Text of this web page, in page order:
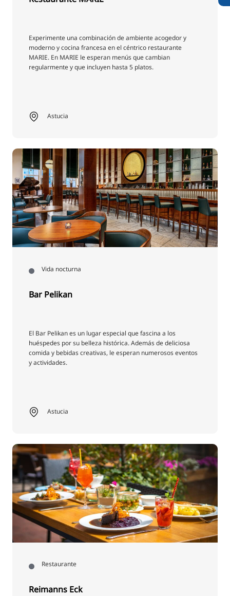
Experimente una combinación de ambiente acogedor y
moderno y cocina francesa en el céntrico restaurante
MARIE. En MARIE le esperan menús que cambian
regularmente y que incluyen hasta 5 platos.
Astucia
Vida nocturna
Bar Pelikan
El Bar Pelikan es un lugar especial que fascina a los
huéspedes por su belleza histórica. Además de deliciosa
comida y bebidas creativas, le esperan numerosos eventos
y actividades.
Astucia
Restaurante
Reimanns Eck